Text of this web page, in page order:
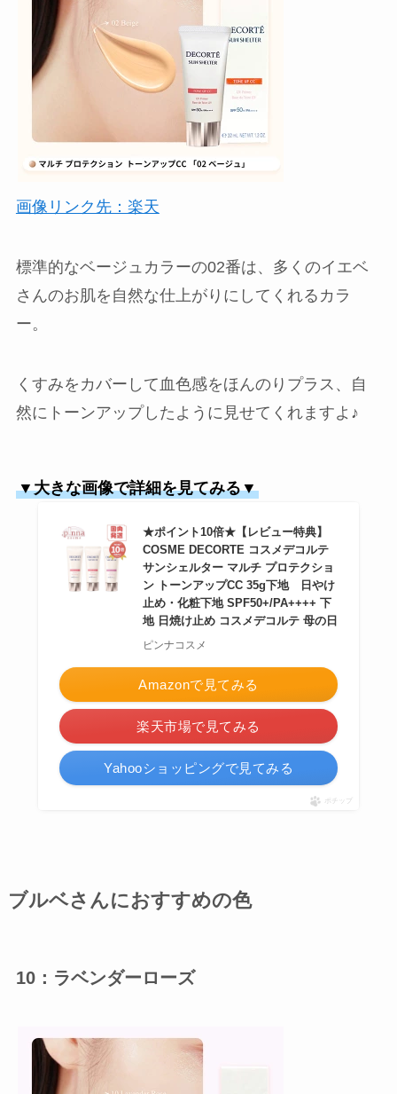
画像リンク先：楽天
標準的なベージュカラーの02番は、多くのイエベ
さんのお肌を自然な仕上がりにしてくれるカラ
ー。
くすみをカバーして血色感をほんのりプラス、自
然にトーンアップしたように見せてくれますよ♪
▼大きな画像で詳細を見てみる▼
★ポイント10倍★【レビュー特典】
COSME DECORTE コスメデコルテ
サンシェルター マルチ プロテクショ
ン トーンアップCC 35g下地 日やけ
止め・化粧下地 SPF50+/PA++++ 下
地 日焼け止め コスメデコルテ 母の日
ピンナコスメ
Amazonで見てみる
楽天市場で見てみる
Yahooショッピングで見てみる
ポチップ
ブルベさんにおすすめの色
10：ラベンダーローズ